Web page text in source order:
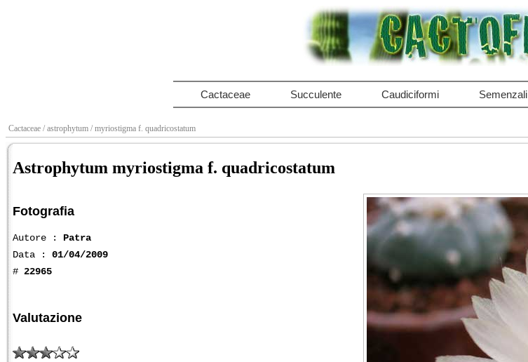
Cactaceae Succulente Caudiciformi Semenzali
Cactaceae / astrophytum / myriostigma f. quadricostatum
Astrophytum myriostigma f. quadricostatum
Fotografia
Autore : Patra
Data : 01/04/2009
# 22965
Valutazione